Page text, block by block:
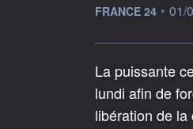
information
FRANCE 24 • 01/
La puissante
lundi afin de
libération de